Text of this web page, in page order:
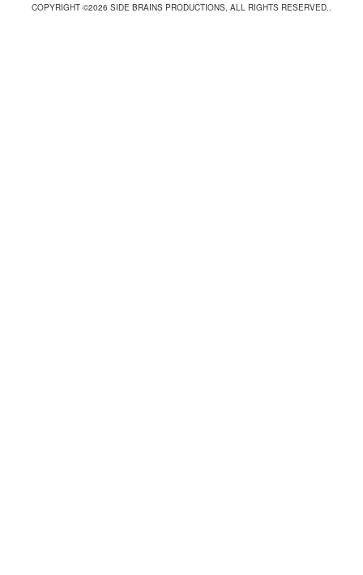
COPYRIGHT ©2026 SIDE BRAINS PRODUCTIONS, ALL RIGHTS RESERVED..